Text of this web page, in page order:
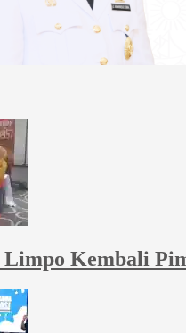
Limpo Kembali